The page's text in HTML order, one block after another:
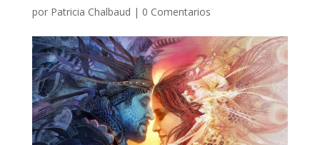
por Patricia Chalbaud | 0 Comentarios